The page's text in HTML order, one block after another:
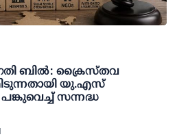
ബില്‍: ക്രൈസ്തവ
യു.എസ്
സന്നദ്ധ